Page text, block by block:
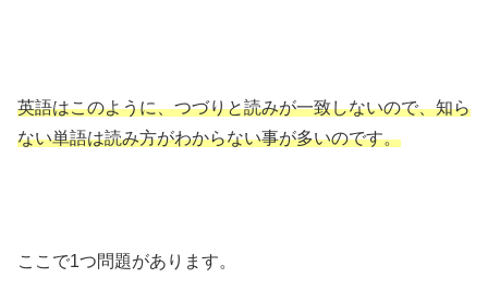
英語はこのように、つづりと読みが一致しないので、知ら
ない単語は読み方がわからない事が多いのです。
ここで1つ問題があります。